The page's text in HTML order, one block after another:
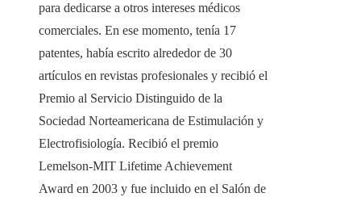
para dedicarse a otros intereses médicos
comerciales. En ese momento, tenía 17
patentes, había escrito alrededor de 30
artículos en revistas profesionales y recibió el
Premio al Servicio Distinguido de la
Sociedad Norteamericana de Estimulación y
Electrofisiología. Recibió el premio
Lemelson-MIT Lifetime Achievement
Award en 2003 y fue incluido en el Salón de